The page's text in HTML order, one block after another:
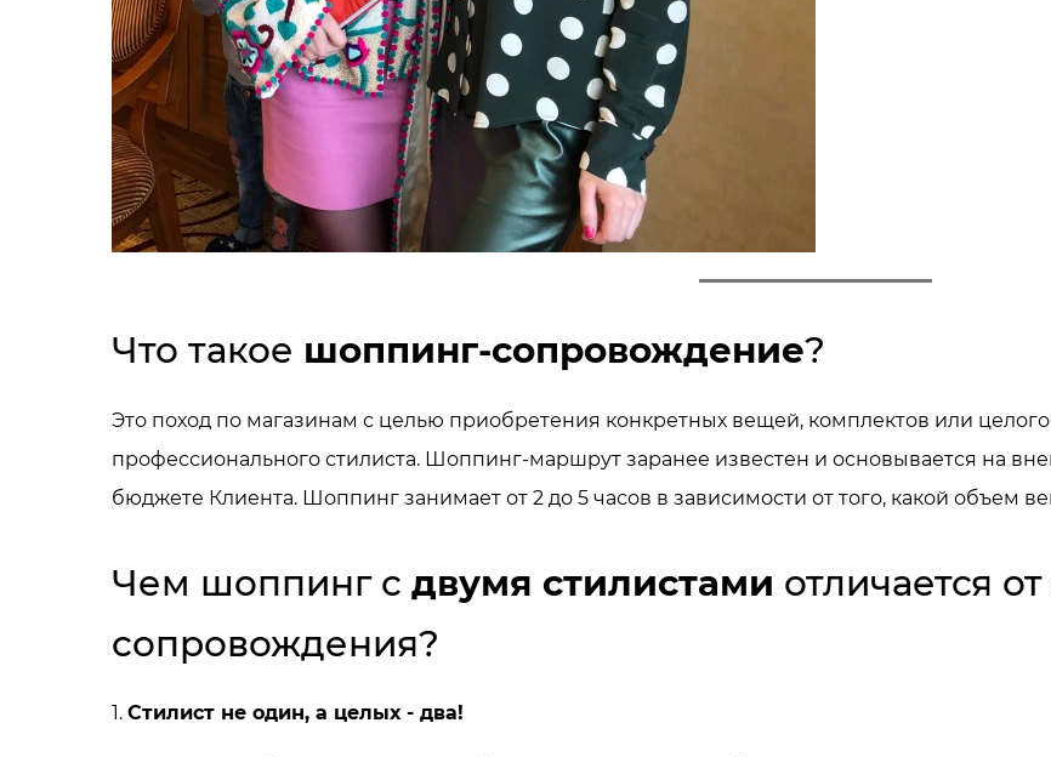
Что такое шоппинг-сопровождение?
Это поход по магазинам с целью приобретения конкретных вещей, комплектов или
профессионального стилиста. Шоппинг-маршрут заранее известен и основывается на
бюджете Клиента. Шоппинг занимает от 2 до 5 часов в зависимости от того, какой объем
Чем шоппинг с двумя стилистами отличается
сопровождения?
1. Стилист не один, а целых - два!